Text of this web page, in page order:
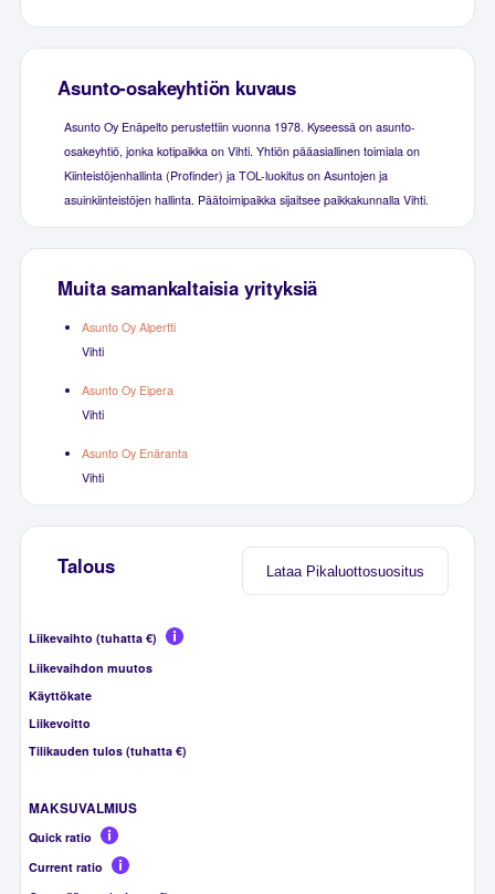
Asunto-osakeyhtiön kuvaus
Asunto Oy Enäpelto perustettiin vuonna 1978. Kyseessä on asunto-
osakeyhtiö, jonka kotipaikka on Vihti. Yhtiön pääasiallinen toimiala on
Kiinteistöjenhallinta (Profinder) ja TOL-luokitus on Asuntojen ja
asuinkiinteistöjen hallinta. Päätoimipaikka sijaitsee paikkakunnalla Vihti.
Muita samankaltaisia yrityksiä
Asunto Oy Alpertti
Vihti
Asunto Oy Eipera
Vihti
Asunto Oy Enäranta
Vihti
Lataa Pikaluottosuositus
Talous
Liikevaihto (tuhatta €)
Liikevaihdon muutos
Käyttökate
Liikevoitto
Tilikauden tulos (tuhatta €)
MAKSUVALMIUS
Quick ratio
Current ratio